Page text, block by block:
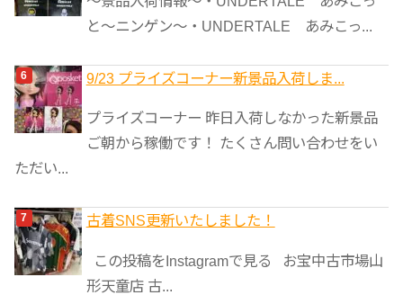
と～ニンゲン～・UNDERTALE あみこっ...
9/23 プライズコーナー新景品入荷しま...
プライズコーナー 昨日入荷しなかった新景品
ご朝から稼働です！ たくさん問い合わせをい
ただい...
古着SNS更新いたしました！
この投稿をInstagramで見る お宝中古市場山
形天童店 古...